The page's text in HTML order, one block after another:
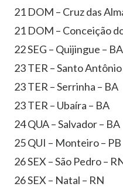
21 DOM – Cruz das
21 DOM – Conceição
22 SEG – Quijingue – BA
23 TER – Santo
23 TER – Serrinha – BA
23 TER – Ubaíra – BA
24 QUA – Salvador – BA
25 QUI – Monteiro – PB
26 SEX – São Pedro –
26 SEX – Natal – RN